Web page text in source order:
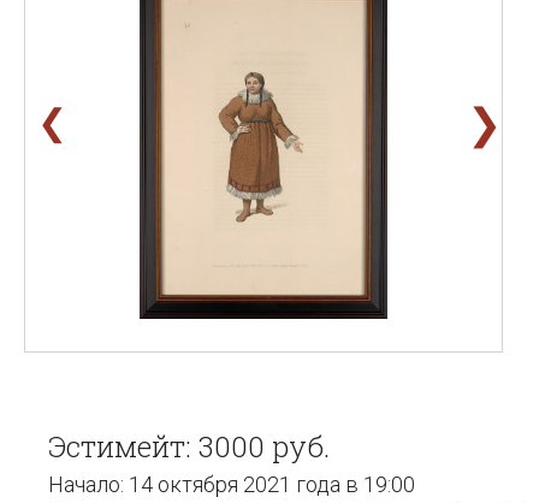
❮ ❯
Эстимейт: 3000 руб.
Начало: 14 октября 2021 года в 19:00